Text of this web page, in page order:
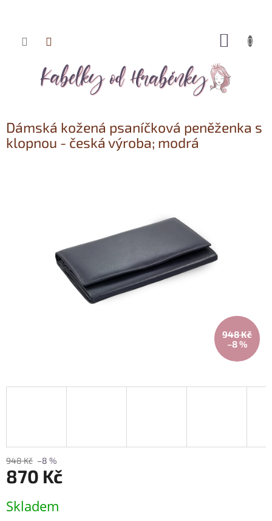
Přejít
Dámská kožená psaníčková peněženka s
klopnou - česká výroba; modrá
948 Kč
–8 %
948 Kč –8 %
870 Kč
cena:
Skladem